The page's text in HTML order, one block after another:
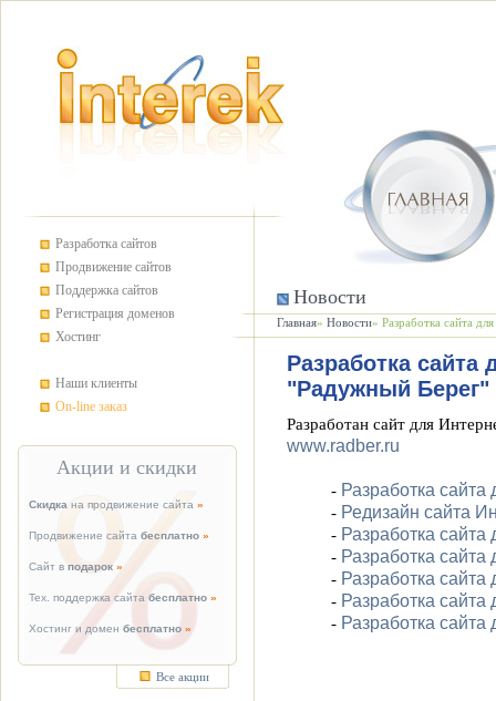
Разработка сайтов
Продвижение сайтов
Поддержка сайтов
Регистрация доменов
Хостинг
Наши клиенты
On-line заказ
Новости
Главная» Новости» Разработка сайта
Разработка сайта
"Радужный Берег"
Разработан сайт для
www.radber.ru
- Разработка
- Редизайн сайта
- Разработка
- Разработка
- Разработка
- Разработка
- Разработка
Акции и скидки
Скидка на продвижение сайта »
Продвижение сайта бесплатно »
Сайт в подарок »
Тех. поддержка сайта бесплатно »
Хостинг и домен бесплатно »
Все акции